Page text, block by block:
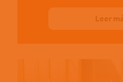
Leer